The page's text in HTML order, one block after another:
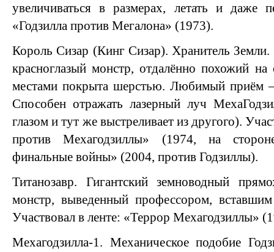
увеличиваться в размерах, летать и даже
«Годзилла против Мегалона» (1973).
Король Сизар (Кинг Сизар). Хранитель
красноглазый монстр, отдалённо похожий
местами покрыта шерстью. Любимый приём
Способен отражать лазерный луч
глазом и тут же выстреливает из другого).
против Мехагодзиллы» (1974, на
финальные войны» (2004, против Годзиллы).
Титанозавр. Гигантский земноводный
монстр, выведенный профессором,
Участвовал в ленте: «Террор Мехагодзиллы»
Мехагодзилла-1. Механическое подобие